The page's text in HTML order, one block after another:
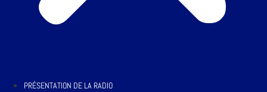
PRÉSENTATION DE LA RADIO